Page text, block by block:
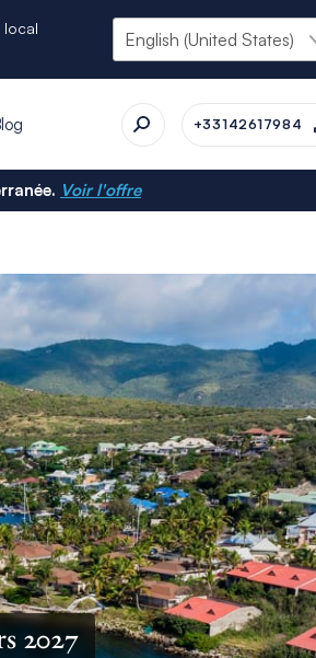
local
+33142617984
Voir l'offre
2027